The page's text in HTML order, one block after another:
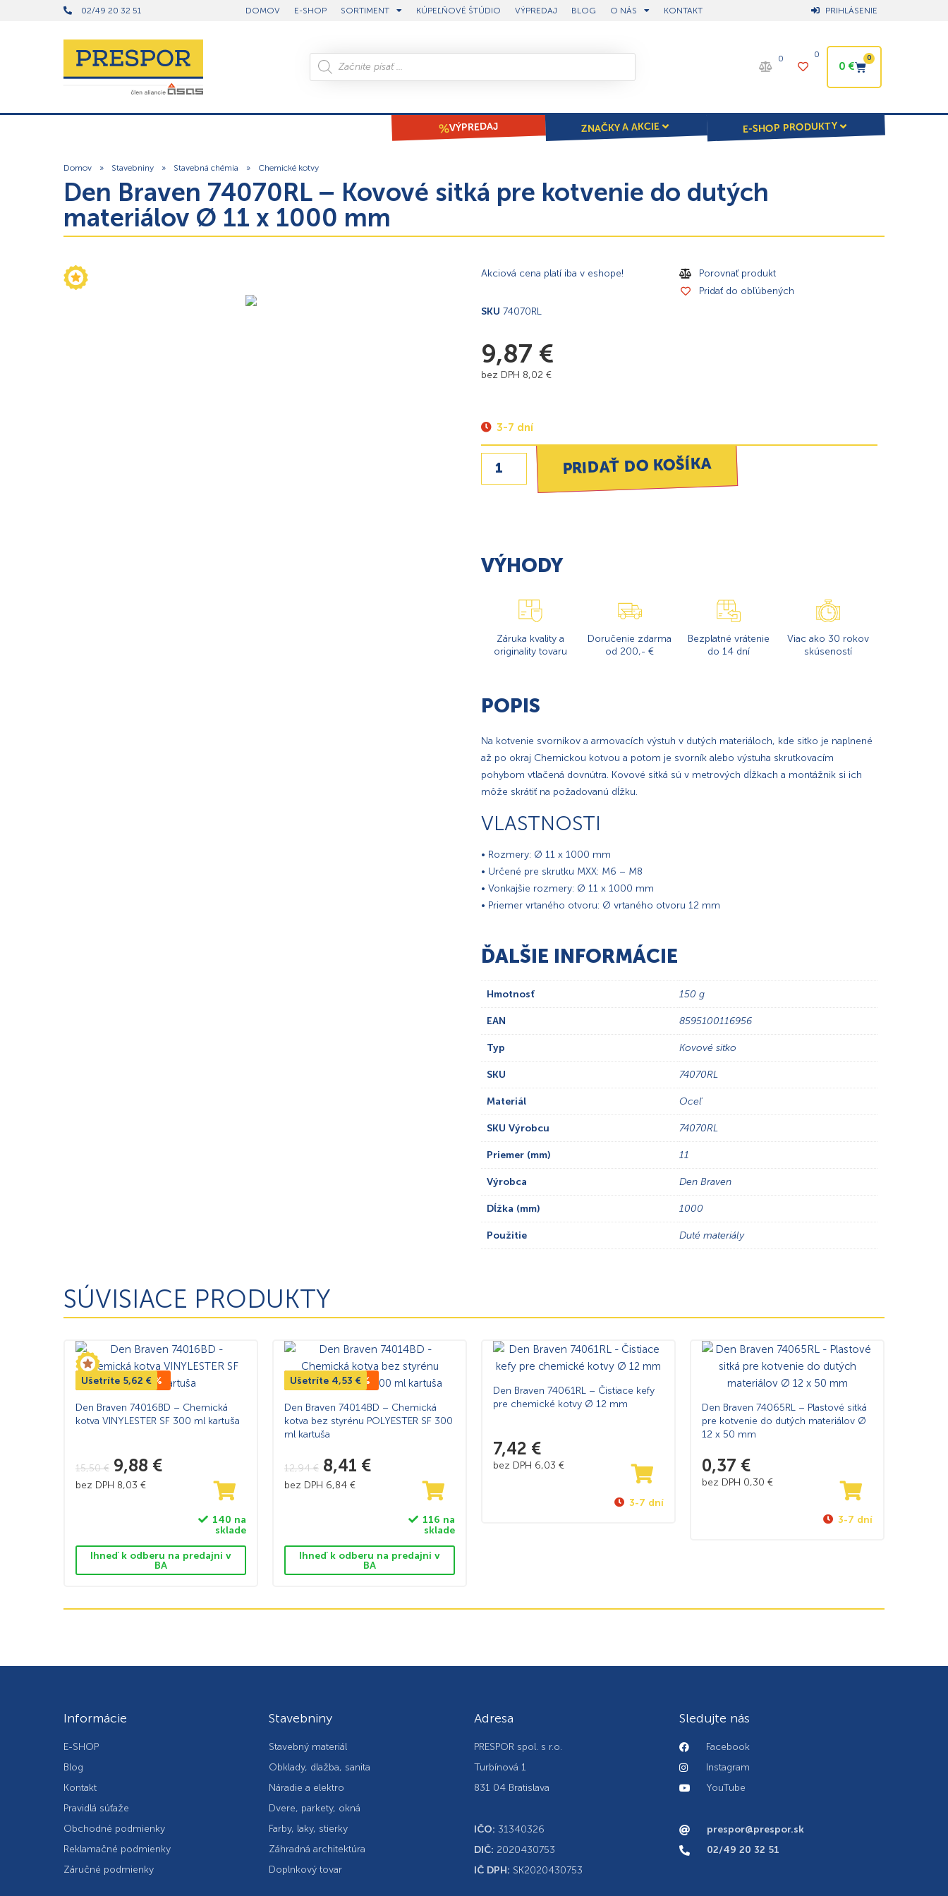
02/49 20 32 51 DOMOV E-SHOP SORTIMENT KÚPEĽŇOVÉ ŠTÚDIO VÝPREDAJ BLOG O NÁS KONTAKT PRIHLÁSENIE
0 0
0€
0
VÝPREDAJ ZNAČKY A AKCIE E-SHOP PRODUKTY
Domov » Stavebniny » Stavebná chémia » Chemické kotvy
Den Braven 74070RL – Kovové sitká pre kotvenie do dutých
materiálov Ø 11 x 1000 mm
Akciová cena platí iba v eshope!
SKU 74070RL
Porovnať produkt
Pridať do obľúbených
9,87 €
bez DPH 8,02 €
3-7 dní
PRIDAŤ DO KOŠÍKA
VÝHODY
Záruka kvality a
originality tovaru
Doručenie zdarma
od 200,- €
Bezplatné vrátenie
do 14 dní
Viac ako 30 rokov
skúseností
POPIS
Na kotvenie svorníkov a armovacích výstuh v dutých materiáloch, kde sitko je naplnené
až po okraj Chemickou kotvou a potom je svorník alebo výstuha skrutkovacím
pohybom vtlačená dovnútra. Kovové sitká sú v metrových dĺžkach a montážnik si ich
môže skrátiť na požadovanú dĺžku.
VLASTNOSTI
• Rozmery: Ø 11 x 1000 mm
• Určené pre skrutku MXX: M6 – M8
• Vonkajšie rozmery: Ø 11 x 1000 mm
• Priemer vrtaného otvoru: Ø vrtaného otvoru 12 mm
ĎALŠIE INFORMÁCIE
Hmotnosť 150 g
EAN 8595100116956
Typ Kovové sitko
SKU 74070RL
Materiál Oceľ
SKU Výrobcu 74070RL
Priemer (mm) 11
Výrobca Den Braven
Dĺžka (mm) 1000
Použitie Duté materiály
SÚVISIACE PRODUKTY
TOP CENA -36%
Ušetríte 5,62 €
Den Braven 74016BD – Chemická
kotva VINYLESTER SF 300 ml kartuša
15,50€ 9,88 €
bez DPH 8,03 €
140 na
sklade
Ihneď k odberu na predajni v
BA
TOP CENA -35%
Ušetríte 4,53 €
Den Braven 74014BD – Chemická
kotva bez styrénu POLYESTER SF 300
ml kartuša
12,94€ 8,41 €
bez DPH 6,84 €
116 na
sklade
Ihneď k odberu na predajni v
BA
Den Braven 74061RL – Čistiace kefy
pre chemické kotvy Ø 12 mm
7,42 €
bez DPH 6,03 €
3-7 dní
Den Braven 74065RL – Plastové sitká
pre kotvenie do dutých materiálov Ø
12 x 50 mm
0,37 €
bez DPH 0,30 €
3-7 dní
Informácie
E-SHOP
Blog
Kontakt
Pravidlá súťaže
Obchodné podmienky
Reklamačné podmienky
Záručné podmienky
Stavebniny
Stavebný materiál
Obklady, dlažba, sanita
Náradie a elektro
Dvere, parkety, okná
Farby, laky, stierky
Záhradná architektúra
Doplnkový tovar
Adresa
PRESPOR spol. s r.o.
Turbínová 1
831 04 Bratislava
IČO: 31340326
DIČ: 2020430753
IČ DPH: SK2020430753
Sledujte nás
Facebook
Instagram
YouTube
prespor@prespor.sk
02/49 20 32 51